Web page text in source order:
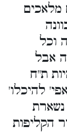
מלאכים
וכל
אבל
ת"ח
להיכלו'
הקליפות